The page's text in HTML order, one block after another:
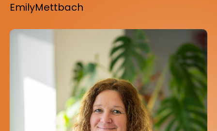
EmilyMettbach